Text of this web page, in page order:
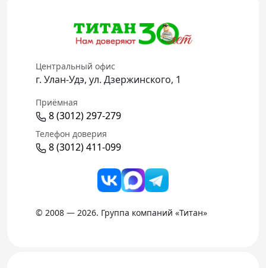
Центральный офис
г. Улан-Удэ, ул. Дзержинского, 1
Приёмная
8 (3012) 297-279
Телефон доверия
8 (3012) 411-099
© 2008 — 2026. Группа компаний «Титан»